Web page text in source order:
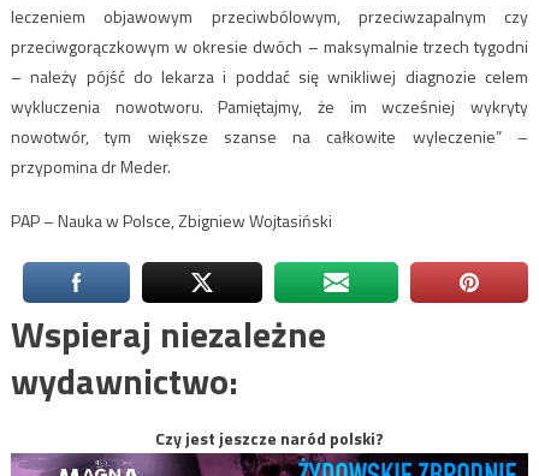
leczeniem objawowym przeciwbólowym, przeciwzapalnym czy
przeciwgorączkowym w okresie dwóch – maksymalnie trzech tygodni
– należy pójść do lekarza i poddać się wnikliwej diagnozie celem
wykluczenia nowotworu. Pamiętajmy, że im wcześniej wykryty
nowotwór, tym większe szanse na całkowite wyleczenie” –
przypomina dr Meder.
PAP – Nauka w Polsce, Zbigniew Wojtasiński
Wspieraj niezależne
wydawnictwo:
Czy jest jeszcze naród polski?